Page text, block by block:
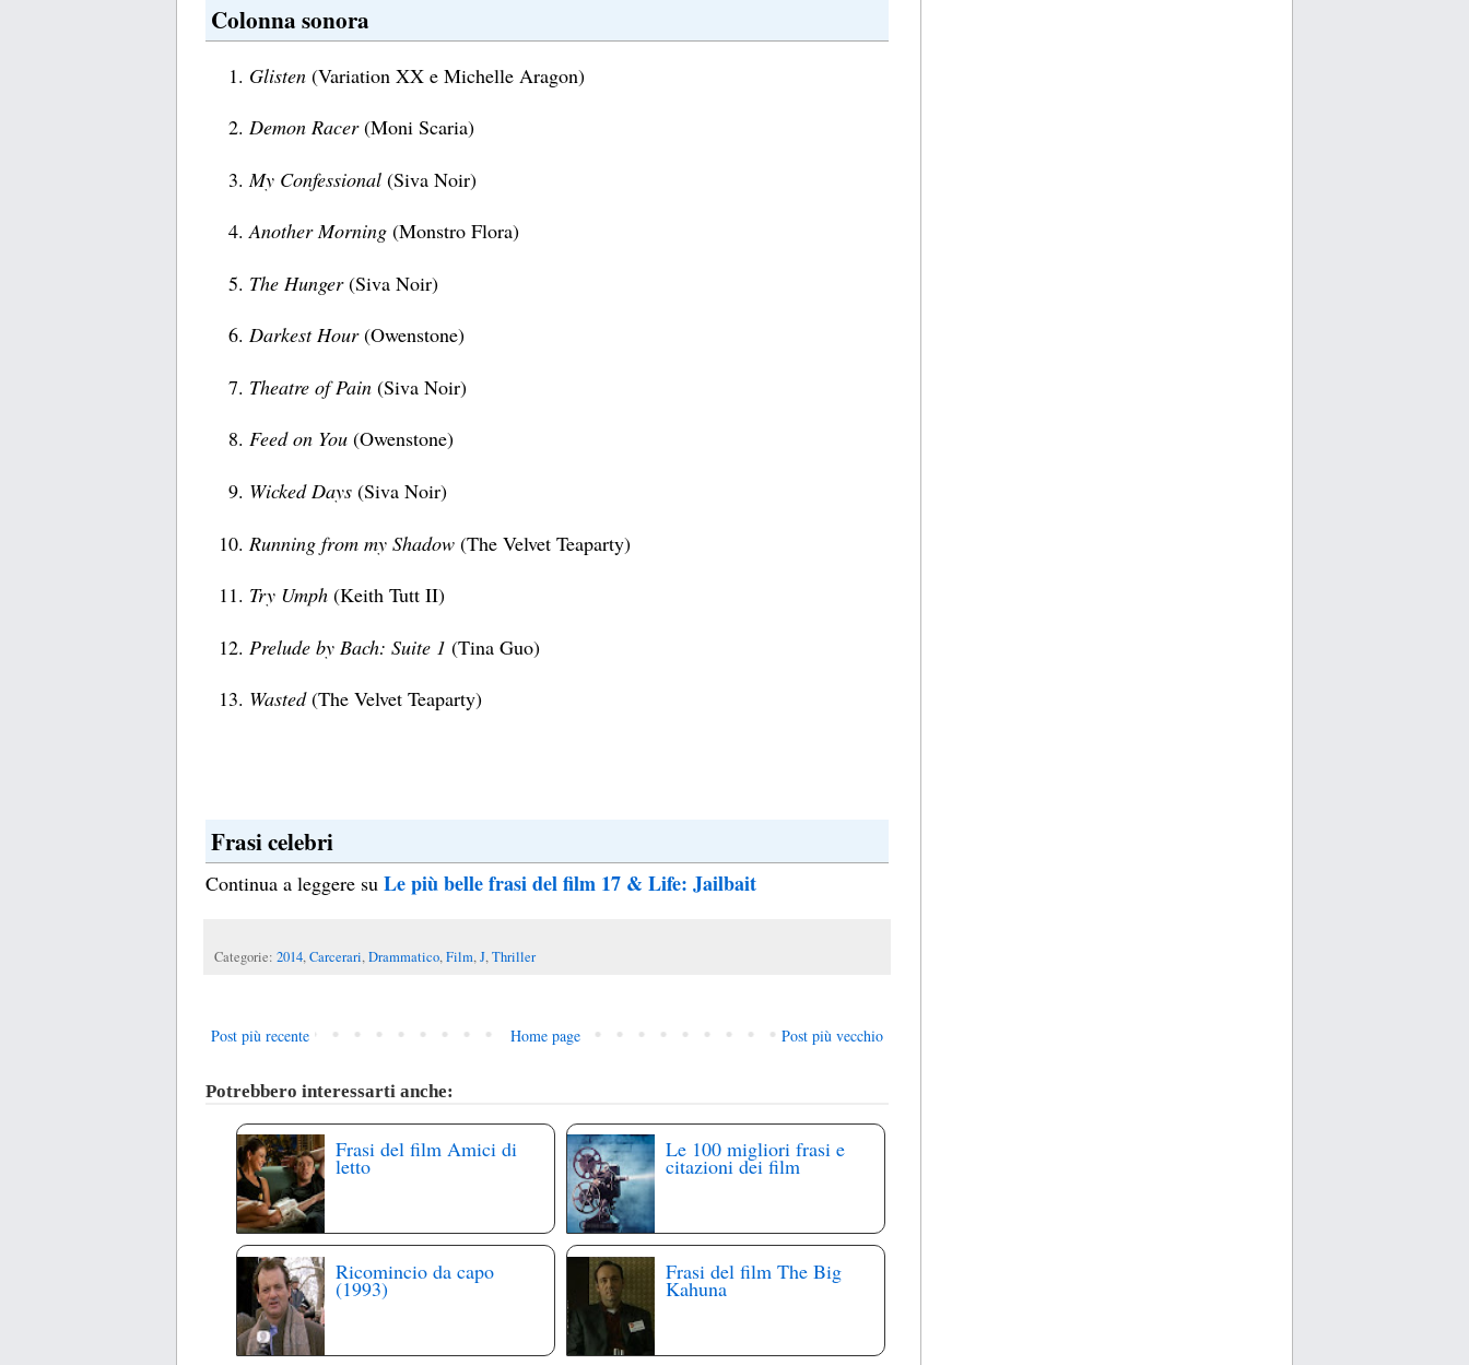
Colonna sonora
Glisten (Variation XX e Michelle Aragon)
Demon Racer(Moni Scaria)
My Confessional (Siva Noir)
Another Morning (Monstro Flora)
The Hunger(Siva Noir)
Darkest Hour(Owenstone)
Theatre of Pain (Siva Noir)
Feed on You (Owenstone)
Wicked Days (Siva Noir)
Running from my Shadow (The Velvet Teaparty)
Try Umph (Keith Tutt II)
Prelude by Bach: Suite 1 (Tina Guo)
Wasted(The Velvet Teaparty)
Frasi celebri
Continua a leggere su Le più belle frasi del film 17 & Life: Jailbait
Categorie: 2014,Carcerari,Drammatico,Film,J,Thriller
Post più recente Post più vecchio
Home page
Potrebbero interessarti anche:
Frasi del film Amici di
letto
Le 100 migliori frasi e
citazioni dei film
Ricomincio da capo
(1993)
Frasi del film The Big
Kahuna